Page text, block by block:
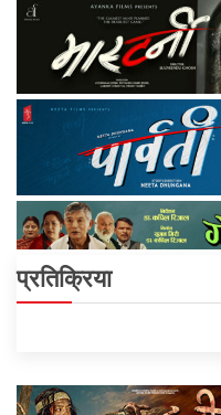
प्रतिक्रिया